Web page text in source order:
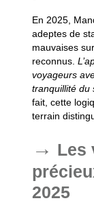
En 2025,
adeptes de
mauvaises
reconnus.
voyageurs
tranquillité du
fait, cette
terrain
Les
2025